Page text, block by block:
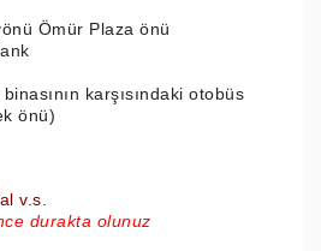
Ömür Plaza önü
karşısındaki otobüs
önü)
v.s.
durakta olunuz